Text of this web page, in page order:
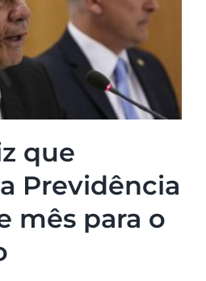
que
Previdência
mês para o